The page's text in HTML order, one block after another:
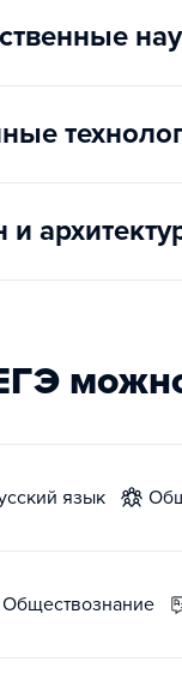
язык
обществознание